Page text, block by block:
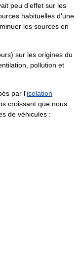
peu d’effet sur les
habituelles d'une
les sources en
sur les origines du
pollution et
par l'isolation
croissant que nous
de véhicules :